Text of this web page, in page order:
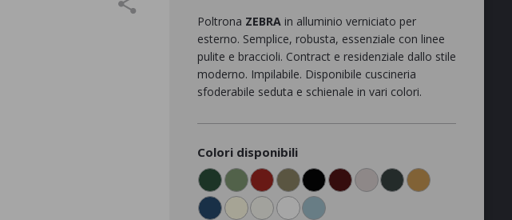
Poltrona ZEBRAin alluminio verniciato per
esterno. Semplice, robusta, essenziale con linee
pulite e braccioli. Contract e residenziale dallo stile
moderno. Impilabile. Disponibile cuscineria
sfoderabile seduta e schienale in vari colori.
Colori disponibili